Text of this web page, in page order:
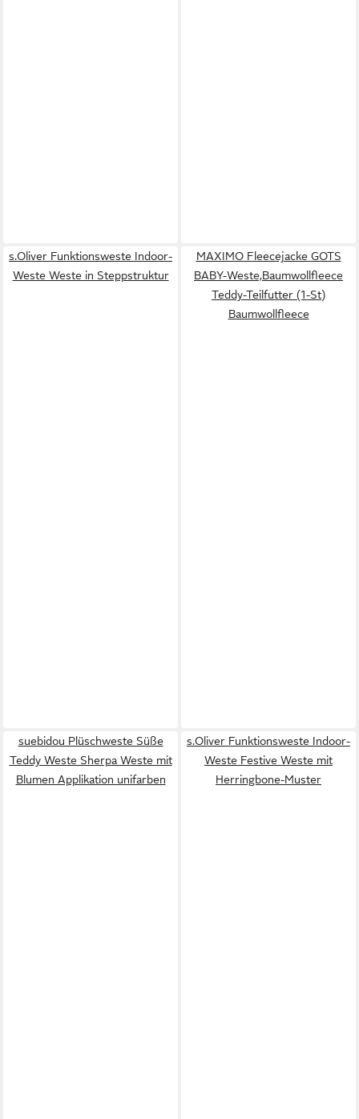
s.Oliver Funktionsweste Indoor-
Weste Weste in Steppstruktur
MAXIMO Fleecejacke GOTS
BABY-Weste,Baumwollfleece
Teddy-Teilfutter (1-St)
Baumwollfleece
suebidou Plüschweste Süße
Teddy Weste Sherpa Weste mit
Blumen Applikation unifarben
s.Oliver Funktionsweste Indoor-
Weste Festive Weste mit
Herringbone-Muster